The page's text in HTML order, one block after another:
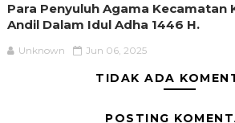
Para Penyuluh Agama Kecamatan
Andil Dalam Idul Adha 1446 H.
Unknown Jun 06, 2025
TIDAK ADA
POSTING